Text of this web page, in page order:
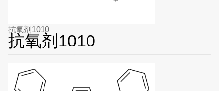
抗氧剂1010
抗氧剂1010